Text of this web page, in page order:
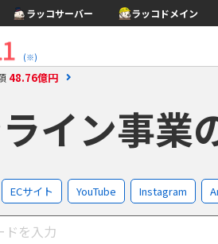
ラッコサーバー ラッコドメイン
(※)
48.76億円
イン事業
ECサイト YouTube Instagram